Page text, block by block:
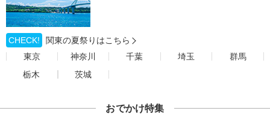
CHECK!
関東の夏祭りはこちら
東京
神奈川 千葉 埼玉
群馬
栃木
茨城
おでかけ特集